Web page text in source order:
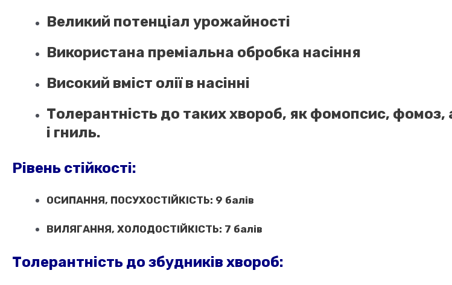
Великий потенціал урожайності
Використана преміальна обробка насіння
Високий вміст олії в насінні
Толерантність до таких хвороб, як фомопсис, фомоз,
і гниль.
Рівень стійкості:
ОСИПАННЯ, ПОСУХОСТІЙКІСТЬ: 9 балів
ВИЛЯГАННЯ, ХОЛОДОСТІЙКІСТЬ: 7 балів
Толерантність до збудників хвороб: